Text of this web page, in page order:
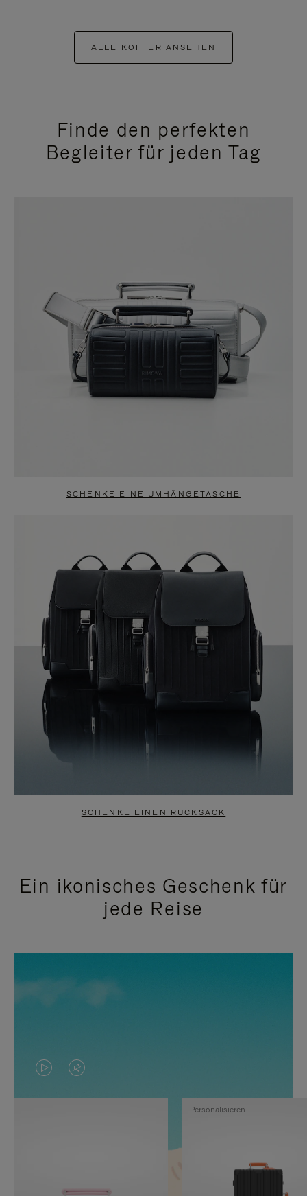
ALLE KOFFER ANSEHEN
Finde den perfekten
Begleiter für jeden Tag
SCHENKE EINE UMHÄNGETASCHE
SCHENKE EINEN RUCKSACK
Ein ikonisches Geschenk für
jede Reise
DAS
VIDEO
VIDEO
IST
Personalisieren